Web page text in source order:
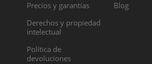
Precios y garantías
Derechos y propiedad
intelectual
Política de
devoluciones
Blog